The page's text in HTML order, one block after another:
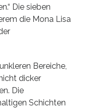
Die sieben
die Mona Lisa
Bereiche,
dicker
Die
Schichten